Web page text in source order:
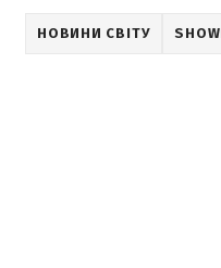
НОВИНИ СВІТУ